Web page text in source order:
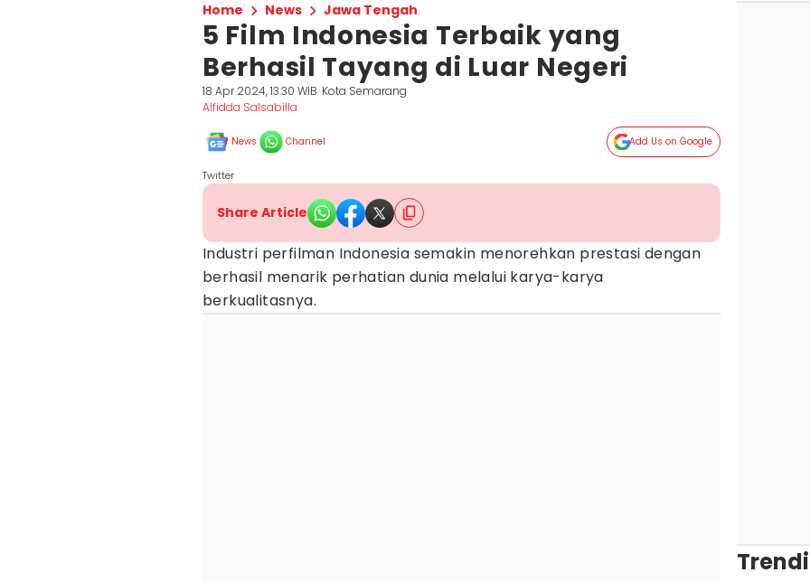
Home News Jawa Tengah
5 Film Indonesia Terbaik yang
Berhasil Tayang di Luar Negeri
18 Apr 2024, 13:30 WIB Kota Semarang
Alfidda Salsabilla
News Channel Add Us on Google
Twitter
Share Article
Industri perfilman Indonesia semakin menorehkan prestasi dengan
berhasil menarik perhatian dunia melalui karya-karya
berkualitasnya.